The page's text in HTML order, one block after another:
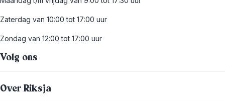
Zaterdag van 10:00 tot 17:00 uur
Zondag van 12:00 tot 17:00 uur
Volg ons
Over Riksja